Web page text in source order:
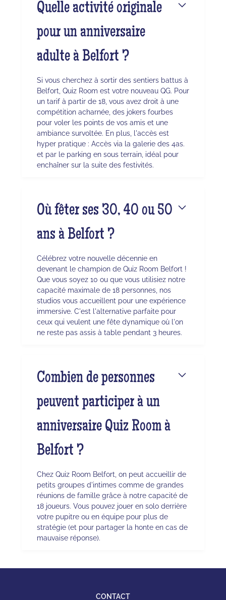
Quelle activité originale
pour un anniversaire
adulte à Belfort ?
Si vous cherchez à sortir des sentiers battus à
Belfort, Quiz Room est votre nouveau QG. Pour
un tarif à partir de 18, vous avez droit à une
compétition acharnée, des jokers fourbes
pour voler les points de vos amis et une
ambiance survoltée. En plus, l'accès est
hyper pratique : Accès via la galerie des 4as.
et par le parking en sous terrain, idéal pour
enchaîner sur la suite des festivités.
Où fêter ses 30, 40 ou 50
ans à Belfort ?
Célébrez votre nouvelle décennie en
devenant le champion de Quiz Room Belfort !
Que vous soyez 10 ou que vous utilisiez notre
capacité maximale de 18 personnes, nos
studios vous accueillent pour une expérience
immersive. C'est l'alternative parfaite pour
ceux qui veulent une fête dynamique où l'on
ne reste pas assis à table pendant 3 heures.
Combien de personnes
peuvent participer à un
anniversaire Quiz Room à
Belfort ?
Chez Quiz Room Belfort, on peut accueillir de
petits groupes d'intimes comme de grandes
réunions de famille grâce à notre capacité de
18 joueurs. Vous pouvez jouer en solo derrière
votre pupitre ou en équipe pour plus de
stratégie (et pour partager la honte en cas de
mauvaise réponse).
CONTACT